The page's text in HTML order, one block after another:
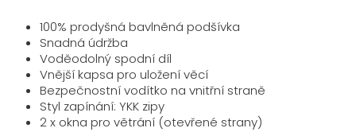
100% prodyšná bavlněná podšívka
Snadná údržba
Voděodolný spodní díl
Vnější kapsa pro uložení věcí
Bezpečnostní vodítko na vnitřní straně
Styl zapínání: YKK zipy
2 x okna pro větrání (otevřené strany)